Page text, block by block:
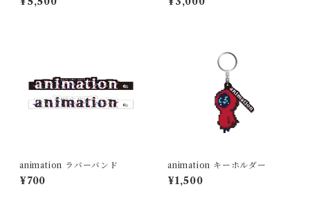
animation ラバーバンド
¥700
animation キーホルダー
¥1,500